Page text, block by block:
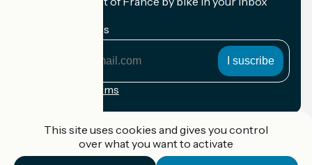
My email address
Registration terms
This site uses cookies and gives you control
over what you want to activate